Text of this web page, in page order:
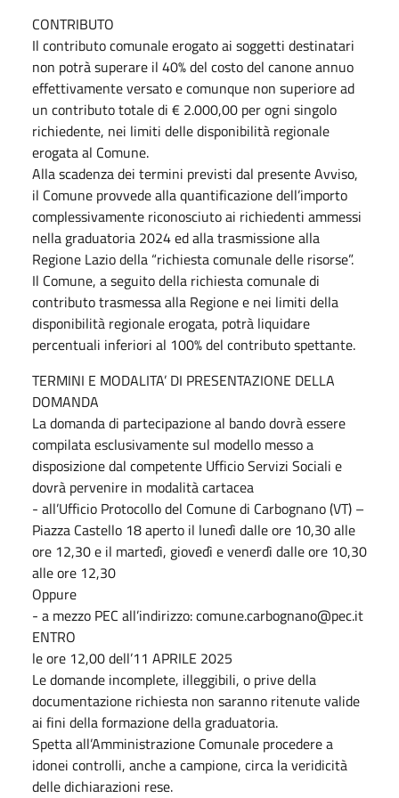
CONTRIBUTO
Il contributo comunale erogato ai soggetti destinatari
non potrà superare il 40% del costo del canone annuo
effettivamente versato e comunque non superiore ad
un contributo totale di € 2.000,00 per ogni singolo
richiedente, nei limiti delle disponibilità regionale
erogata al Comune.
Alla scadenza dei termini previsti dal presente Avviso,
il Comune provvede alla quantificazione dell’importo
complessivamente riconosciuto ai richiedenti ammessi
nella graduatoria 2024 ed alla trasmissione alla
Regione Lazio della “richiesta comunale delle risorse”.
Il Comune, a seguito della richiesta comunale di
contributo trasmessa alla Regione e nei limiti della
disponibilità regionale erogata, potrà liquidare
percentuali inferiori al 100% del contributo spettante.
TERMINI E MODALITA’ DI PRESENTAZIONE DELLA
DOMANDA
La domanda di partecipazione al bando dovrà essere
compilata esclusivamente sul modello messo a
disposizione dal competente Ufficio Servizi Sociali e
dovrà pervenire in modalità cartacea
- all’Ufficio Protocollo del Comune di Carbognano (VT) –
Piazza Castello 18 aperto il lunedì dalle ore 10,30 alle
ore 12,30 e il martedì, giovedì e venerdì dalle ore 10,30
alle ore 12,30
Oppure
- a mezzo PEC all’indirizzo: comune.carbognano@pec.it
ENTRO
le ore 12,00 dell’11 APRILE 2025
Le domande incomplete, illeggibili, o prive della
documentazione richiesta non saranno ritenute valide
ai fini della formazione della graduatoria.
Spetta all’Amministrazione Comunale procedere a
idonei controlli, anche a campione, circa la veridicità
delle dichiarazioni rese.